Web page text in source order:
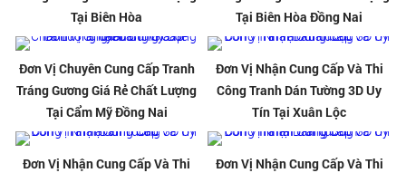
Tại Biên Hòa
Tại Biên Hòa Đồng Nai
Đơn Vị Chuyên Cung Cấp Tranh
Tráng Gương Giá Rẻ Chất Lượng
Tại Cẩm Mỹ Đồng Nai
Đơn Vị Nhận Cung Cấp Và Thi
Công Tranh Dán Tường 3D Uy
Tín Tại Xuân Lộc
Đơn Vị Nhận Cung Cấp Và Thi
Đơn Vị Nhận Cung Cấp Và Thi